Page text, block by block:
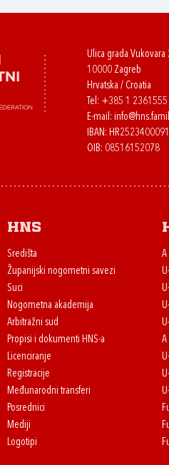
Ulica grada Vukovara
10000 Zagreb
Hrvatska / Croatia
Tel: +385 1 2361555
E-mail:
IBAN:
OIB: 08516152078
HNS
Središta
Županijski nogometni savezi
Suci
Nogometna akademija
Arbitražni sud
Propisi i dokumenti HNS-a
Licenciranje
Registracije
Međunarodni transferi
Posrednici
Mediji
Logotipi